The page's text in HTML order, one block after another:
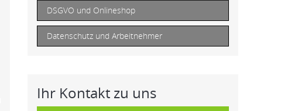
DSGVO und Onlineshop
Datenschutz und Arbeitnehmer
Ihr Kontakt zu uns